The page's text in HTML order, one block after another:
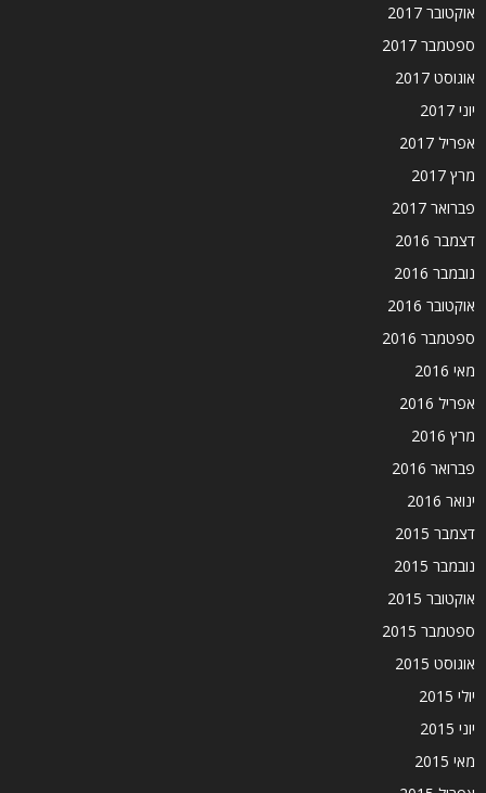
אוקטובר 2017
ספטמבר 2017
אוגוסט 2017
יוני 2017
אפריל 2017
מרץ 2017
פברואר 2017
דצמבר 2016
נובמבר 2016
אוקטובר 2016
ספטמבר 2016
מאי 2016
אפריל 2016
מרץ 2016
פברואר 2016
ינואר 2016
דצמבר 2015
נובמבר 2015
אוקטובר 2015
ספטמבר 2015
אוגוסט 2015
יולי 2015
יוני 2015
מאי 2015